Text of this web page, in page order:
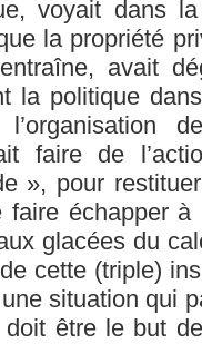
voyait dans
la propriété
avait
la politique
faire de
», pour
échapper à
glacées du
cette (triple)
situation qui
doit être le but